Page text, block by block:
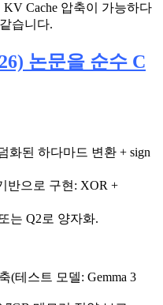
Cache 압축이 가능하다
습니다.
논문을 순수 C
화된 하다마드 변환 + sign
반으로 구현: XOR +
는 Q2로 양자화.
(테스트 모델: Gemma 3